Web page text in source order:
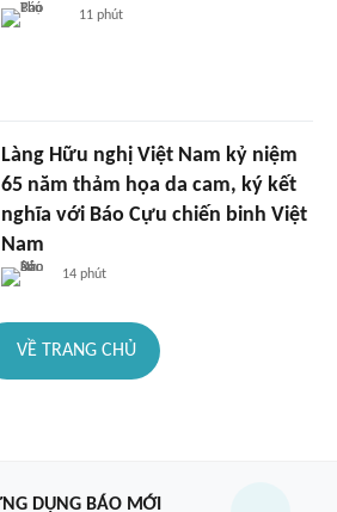
11 phút
Làng Hữu nghị Việt Nam kỷ niệm
65 năm thảm họa da cam, ký kết
nghĩa với Báo Cựu chiến binh Việt
Nam
14 phút
VỀ TRANG CHỦ
DỤNG BÁO MỚI